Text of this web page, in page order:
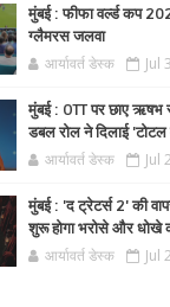
मुंबई : फीफा वर्ल्ड कप
ग्लैमरस जलवा
आर्यावर्त डेस्क Jul
मुंबई : OTT पर छाए ऋषभ
डबल रोल ने दिलाई 'टोटल
आर्यावर्त डेस्क Jul
मुंबई : 'द ट्रेटर्स 2' की
शुरू होगा भरोसे और
आर्यावर्त डेस्क Jul